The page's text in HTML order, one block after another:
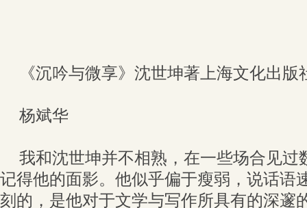
《沉吟与微享》沈世坤著上海文化出版
杨斌华
我和沈世坤并不相熟，在一些场合见过
记得他的面影。他似乎偏于瘦弱，说话语
刻的，是他对于文学与写作所具有的深邃